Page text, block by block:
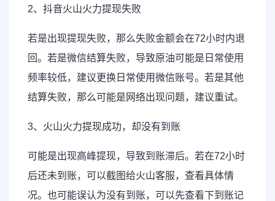
2、抖音火山火力提现失败
若是出现提现失败，那么失败金额会在72小时内退
回。若是微信结算失败，导致原油可能是日常使用
频率较低，建议更换日常使用微信账号。若是其他
结算失败，那么可能是网络出现问题，建议重试。
3、火山火力提现成功，却没有到账
可能是出现高峰提现，导致到账滞后。若在72小时
后还未到账，可以截图给火山客服，查看具体情
况。也可能误认为没有到账，可以先查看下到账记